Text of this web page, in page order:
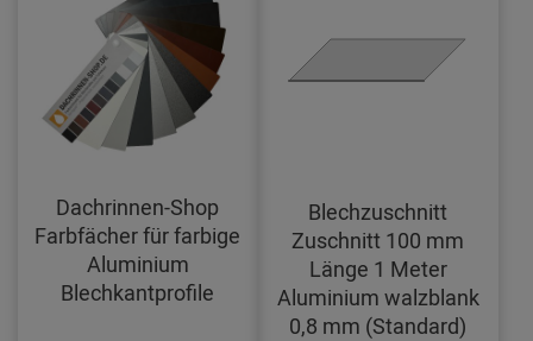
Dachrinnen-Shop
Farbfächer für farbige
Aluminium
Blechkantprofile
Blechzuschnitt
Zuschnitt 100 mm
Länge 1 Meter
Aluminium walzblank
0,8 mm (Standard)